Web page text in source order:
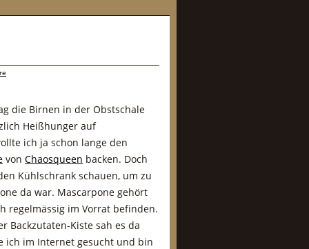
die Birnen in der Obstschale
Heißhunger auf
ich ja schon lange den
von Chaosqueen backen. Doch
Kühlschrank schauen, um zu
da war. Mascarpone gehört
regelmässig im Vorrat befinden.
Backzutaten-Kiste sah es da
ich im Internet gesucht und bin